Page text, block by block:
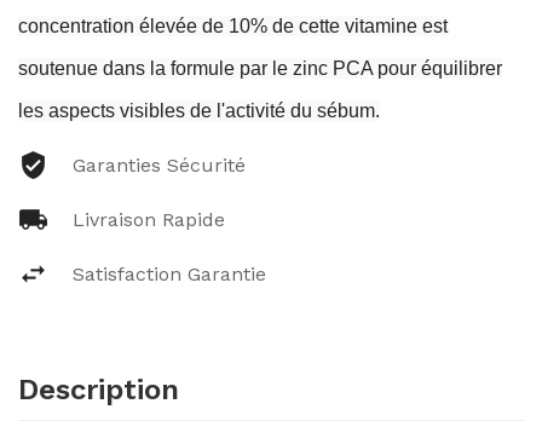
concentration élevée de 10% de cette vitamine est
soutenue dans la formule par le zinc PCA pour équilibrer
les aspects visibles de l'activité du sébum.
Garanties Sécurité
Livraison Rapide
Satisfaction Garantie
Description